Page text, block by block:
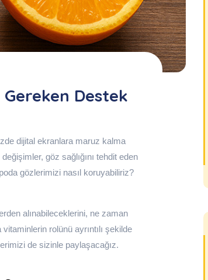
Gereken Destek
dijital ekranlara maruz kalma
göz sağlığını tehdit eden
gözlerimizi nasıl koruyabiliriz?
alınabileceklerini, ne zaman
rolünü ayrıntılı şekilde
de sizinle paylaşacağız.